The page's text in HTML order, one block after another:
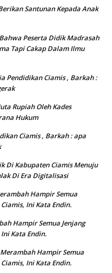
Santunan Kepada Anak
Peserta Didik Madrasah
Tapi Cakap Dalam Ilmu
Pendidikan Ciamis , Barkah :
Rupiah Oleh Kades
Hukum
Ciamis , Barkah : apa
Di Kabupaten Ciamis Menuju
Di Era Digitalisasi
Hampir Semua
Ini Kata Endin.
Hampir Semua Jenjang
Kata Endin.
Hampir Semua
Ini Kata Endin.